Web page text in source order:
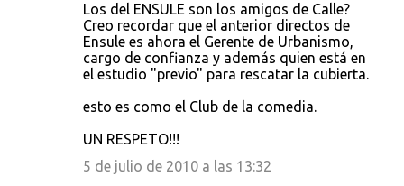
Los del ENSULE son los amigos de Calle?
Creo recordar que el anterior directos de
Ensule es ahora el Gerente de Urbanismo,
cargo de confianza y además quien está en
el estudio "previo" para rescatar la cubierta.
esto es como el Club de la comedia.
UN RESPETO!!!
5 de julio de 2010 a las 13:32